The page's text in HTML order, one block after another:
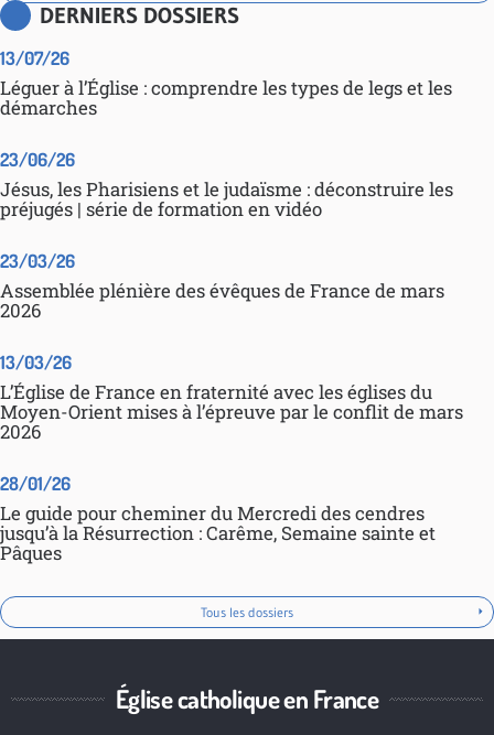
DERNIERS DOSSIERS
13/07/26
Léguer à l’Église : comprendre les types de legs et les
démarches
23/06/26
Jésus, les Pharisiens et le judaïsme : déconstruire les
préjugés | série de formation en vidéo
23/03/26
Assemblée plénière des évêques de France de mars
2026
13/03/26
L’Église de France en fraternité avec les églises du
Moyen-Orient mises à l’épreuve par le conflit de mars
2026
28/01/26
Le guide pour cheminer du Mercredi des cendres
jusqu’à la Résurrection : Carême, Semaine sainte et
Pâques
Tous les dossiers
Église catholique en France